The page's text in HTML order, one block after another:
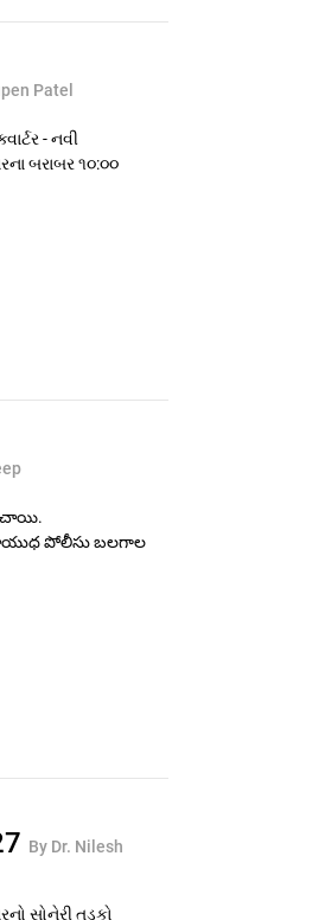
Patel
- નવી
બરાબર ૧૦:૦૦
పోలీసు బలగాల
By Dr. Nilesh
સોનેરી તડકો